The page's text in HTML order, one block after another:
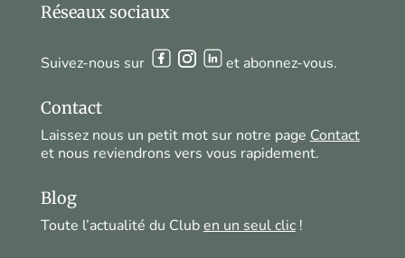
Réseaux sociaux
Suivez-nous sur et abonnez-vous.
Contact
Laissez nous un petit mot sur notre page Contact
et nous reviendrons vers vous rapidement.
Blog
Toute l’actualité du Cluben un seul clic!